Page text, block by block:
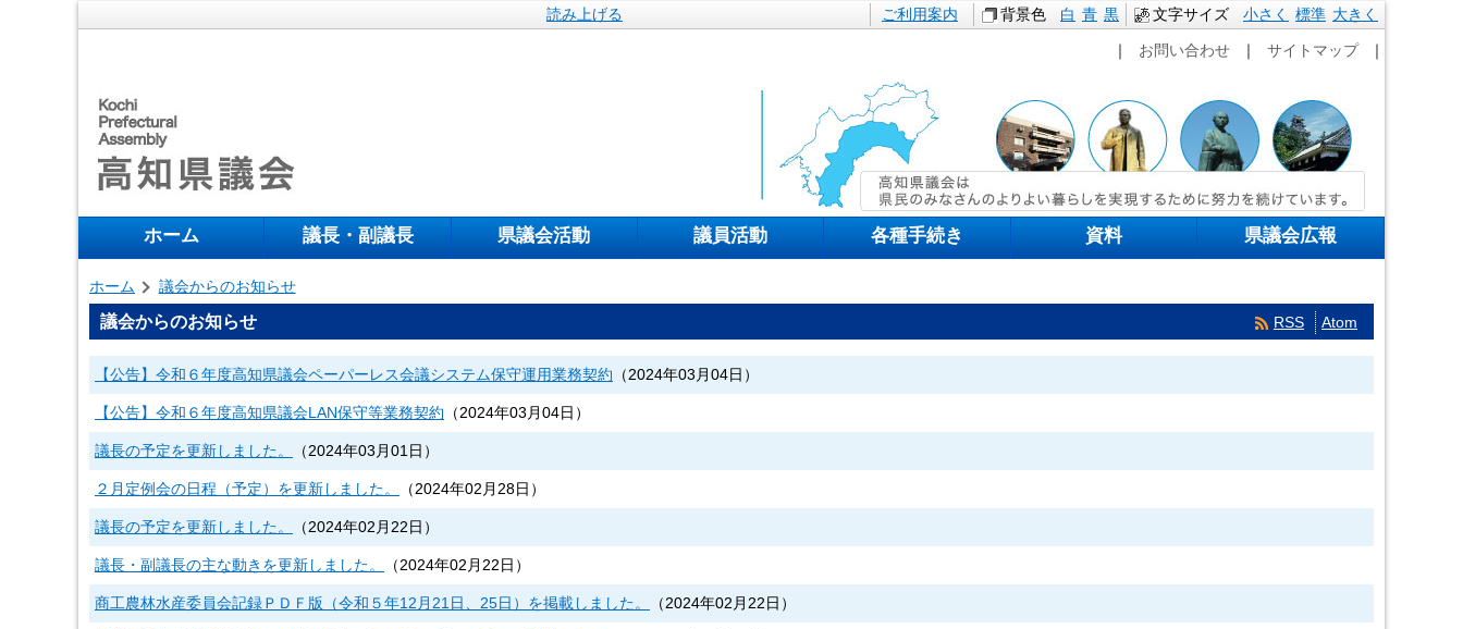
読み上げる 本文へ移動
文字サイズ 小さく 標準 大きく
ご利用案内 背景色 白 青 黒
｜ お問い合わせ ｜ サイトマップ ｜
ホーム 議長・副議長 県議会活動 議員活動 各種手続き 資料 県議会広報
ホーム 議会からのお知らせ
議会からのお知らせ RSS Atom
【公告】令和６年度高知県議会ペーパーレス会議システム保守運用業務契約 （2024年03月04日 ）
【公告】令和６年度高知県議会LAN保守等業務契約 （2024年03月04日 ）
議長の予定を更新しました。 （2024年03月01日 ）
２月定例会の日程（予定）を更新しました。 （2024年02月28日 ）
議長の予定を更新しました。 （2024年02月22日 ）
議長・副議長の主な動きを更新しました。 （2024年02月22日 ）
商工農林水産委員会記録ＰＤＦ版（令和５年12月21日、25日）を掲載しました。 （2024年02月22日 ）